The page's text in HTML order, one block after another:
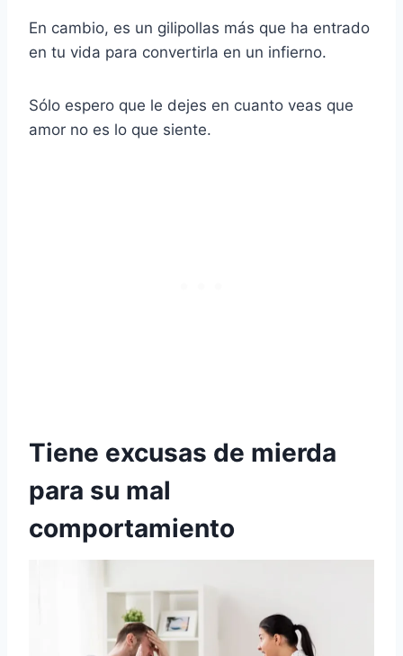
En cambio, es un gilipollas más que ha entrado
en tu vida para convertirla en un infierno.
Sólo espero que le dejes en cuanto veas que
amor no es lo que siente.
Tiene excusas de mierda
para su mal
comportamiento